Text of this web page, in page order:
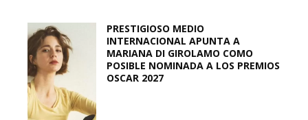
PRESTIGIOSO MEDIO
INTERNACIONAL APUNTA A
MARIANA DI GIROLAMO COMO
POSIBLE NOMINADA A LOS PREMIOS
OSCAR 2027